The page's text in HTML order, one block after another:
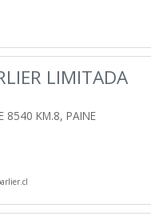
LIMITADA
8540 KM.8, PAINE